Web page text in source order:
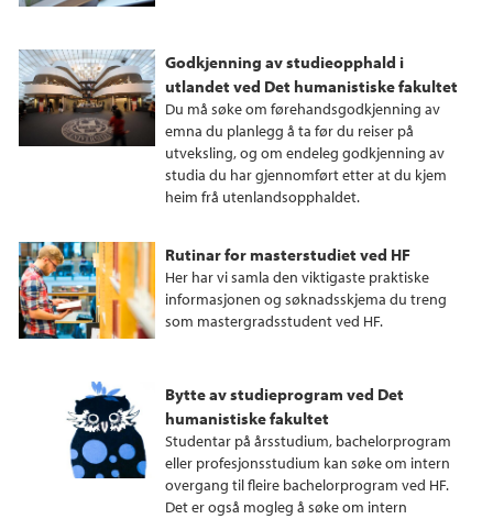
Godkjenning av studieopphald i
utlandet ved Det humanistiske fakultet
Du må søke om førehandsgodkjenning av
emna du planlegg å ta før du reiser på
utveksling, og om endeleg godkjenning av
studia du har gjennomført etter at du kjem
heim frå utenlandsopphaldet.
Rutinar for masterstudiet ved HF
Her har vi samla den viktigaste praktiske
informasjonen og søknadsskjema du treng
som mastergradsstudent ved HF.
Bytte av studieprogram ved Det
humanistiske fakultet
Studentar på årsstudium, bachelorprogram
eller profesjonsstudium kan søke om intern
overgang til fleire bachelorprogram ved HF.
Det er også mogleg å søke om intern